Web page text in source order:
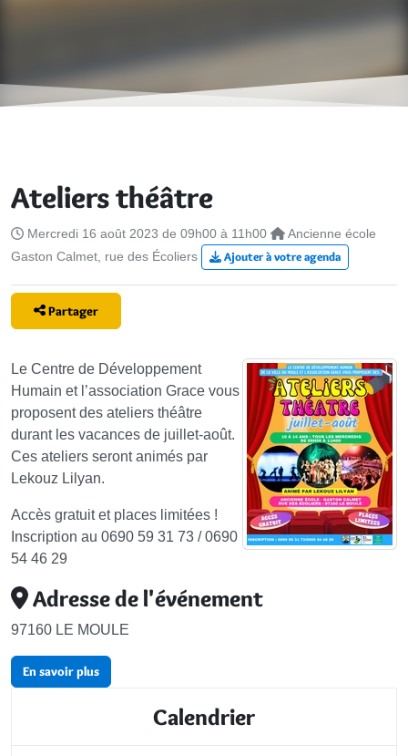
Ateliers théâtre
Mercredi 16 août 2023 de 09h00 à 11h00
Ancienne école
Gaston Calmet, rue des Écoliers
Ajouter à votre agenda
Partager
Le Centre de Développement
Humain et l’association Grace vous
proposent des ateliers théâtre
durant les vacances de juillet-août.
Ces ateliers seront animés par
Lekouz Lilyan.
Accès gratuit et places limitées !
Inscription au 0690 59 31 73 / 0690
54 46 29
Adresse de l'événement
97160 LE MOULE
En savoir plus
Calendrier